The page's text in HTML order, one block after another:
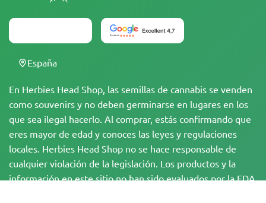
En Herbies Head Shop, las semillas de cannabis se venden
como souvenirs y no deben germinarse en lugares en los
que sea ilegal hacerlo. Al comprar, estás confirmando que
eres mayor de edad y conoces las leyes y regulaciones
locales. Herbies Head Shop no se hace responsable de
cualquier violación de la legislación. Los productos y la
información en este sitio no han sido evaluados por la FDA
España